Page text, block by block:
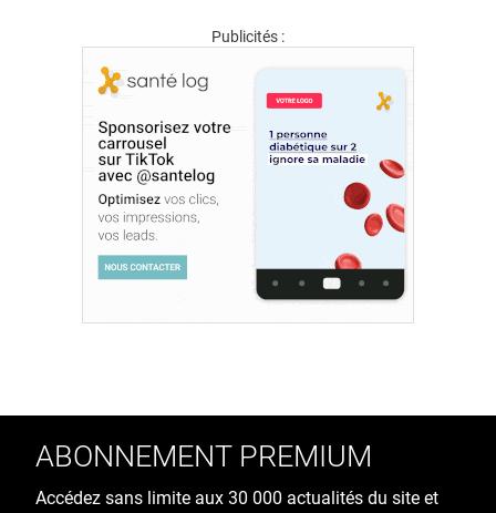
Publicités :
ABONNEMENT PREMIUM
Accédez sans limite aux 30 000 actualités du site et